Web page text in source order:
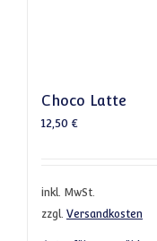
Choco Latte
12,50 €
inkl. MwSt.
zzgl. Versandkosten